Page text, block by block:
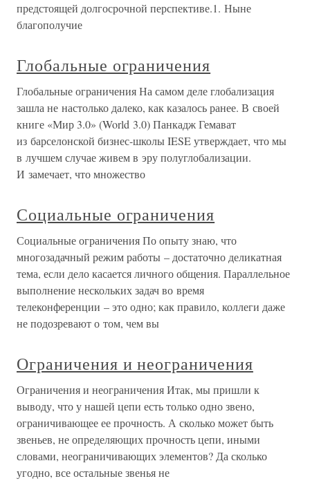
предстоящей долгосрочной перспективе.1. Ныне
благополучие
Глобальные ограничения
Глобальные ограничения На самом деле глобализация
зашла не настолько далеко, как казалось ранее. В своей
книге «Мир 3.0» (World 3.0) Панкадж Гемават
из барселонской бизнес-школы IESE утверждает, что мы
в лучшем случае живем в эру полуглобализации.
И замечает, что множество
Социальные ограничения
Социальные ограничения По опыту знаю, что
многозадачный режим работы – достаточно деликатная
тема, если дело касается личного общения. Параллельное
выполнение нескольких задач во время
телеконференции – это одно; как правило, коллеги даже
не подозревают о том, чем вы
Ограничения и неограничения
Ограничения и неограничения Итак, мы пришли к
выводу, что у нашей цепи есть только одно звено,
ограничивающее ее прочность. А сколько может быть
звеньев, не определяющих прочность цепи, иными
словами, неограничивающих элементов? Да сколько
угодно, все остальные звенья не